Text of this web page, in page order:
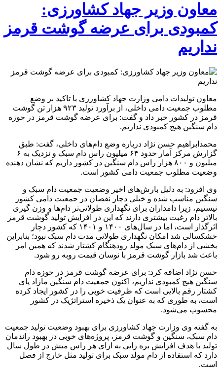
معاون وزیر جهاد کشاورزی:
کمبودی برای عرضه گوشت قرمز
نداریم
معاون تولیدات دامی وزارت جهاد کشاورزی با تاکید بر وضع
مطلوب جمعیت دامی داخلی، از برآورد تولید ۹۲۳ هزار تن گوشت
قرمز در کشور خبر داد و گفت: برای عرضه گوشت قرمز در حوزه
دام سنگین هیچ کمبودی نداریم.
محمدابراهیم حسن نژاد درباره وضع دام‌های داخلی، گفت: طبق
گزارش مرکز آمار حدود ۶۴ میلیون راس دام سبک و نزدیک به ۶
میلیون و ۸۰۰ هزار راس دام سنگین در کشور داریم که نشان دهنده
وضعیت مطلوب جمعیت دامی کشور است.
وی افزود: به دلیل بارش‌های اخیر وضعیت جمعیت دام سبک و
سنگین مناسب شده و خیلی دچار نقصان در جمعیت دامی کشور
نیستیم، زیرا دامداران برای نگهداری طولانی‌تر دام‌ها و وزن گیری
بالاتر دام رغبت بیشتری دارند که این در افزایش تولید گوشت قرمز
اثرگذار است، اما در سال‌های ۱۴۰۰ و ۱۴۰۱ که کشور دچار
خشکسالی شد امکان نگهداری طولانی مدت دام سبک نبود؛ بنابراین
بخشی از دام‌های سبک مولد زودهنگام کشتار شدند که همین امر
باعث شد بازار گوشت قرمز با نوسان قیمت روبه رو شود.
حسن نژاد اضافه کرد: برای عرضه گوشت قرمز در حوزه دام
سنگین هیچ کمبودی نداریم، اکنون جمعیت دام سنگین مازاد پای
کشتار رقم بالایی است که ظرفیت خوبی را در کشور ایجاد کرده
است، به طوری که به عنوان یک ذخیره استراتژیک در کشور
محسوب می‌شود.
به گفته وی وزارت جهاد کشاورزی برای بهبود وضعیت تولید جمعیت
دام سبک، سنگین و گوشت قرمز، پروژه‌های خوبی در بهبود راندمان
تولید با هدف افزایش بره زایی به ازای هر راس میش در طول سال
دارد که استفاده از دام مولد سبک برای تولید مثل خارج از فصل
است.